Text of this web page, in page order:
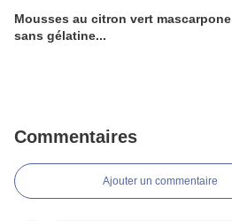
Mousses au citron vert mascarpone
sans gélatine...
Commentaires
Ajouter un commentaire